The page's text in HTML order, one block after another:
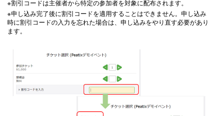
※割引コードは主催者から特定の参加者を対象に配布されます。
※申し込み完了後に割引コードを適用することはできません。申し込み
時に割引コードの入力を忘れた場合は、申し込みをやり直す必要があり
ます。